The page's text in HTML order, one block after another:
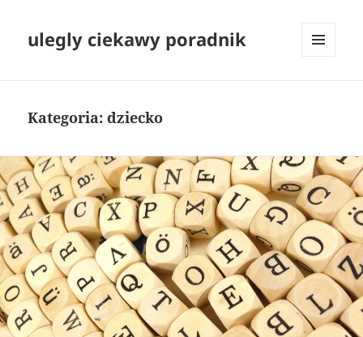
ulegly ciekawy poradnik
Kategoria:dziecko